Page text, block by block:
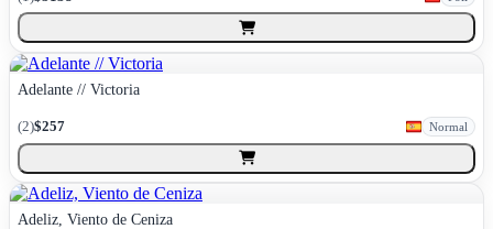
Adelante // Victoria
(2)$257 Normal
Adeliz, Viento de Ceniza